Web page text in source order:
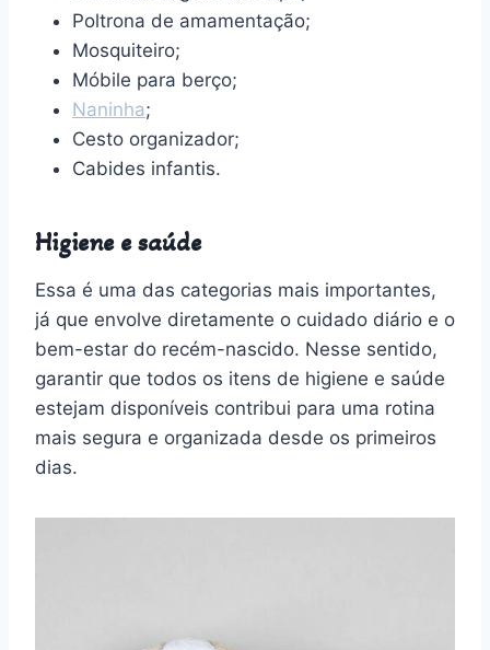
Poltrona de amamentação;
Mosquiteiro;
Móbile para berço;
Naninha;
Cesto organizador;
Cabides infantis.
Higiene e saúde
Essa é uma das categorias mais importantes,
já que envolve diretamente o cuidado diário e o
bem-estar do recém-nascido. Nesse sentido,
garantir que todos os itens de higiene e saúde
estejam disponíveis contribui para uma rotina
mais segura e organizada desde os primeiros
dias.